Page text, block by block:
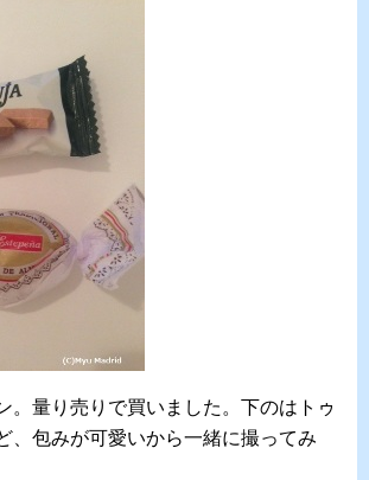
。量り売りで買いました。下のはトゥ
、包みが可愛いから一緒に撮ってみ